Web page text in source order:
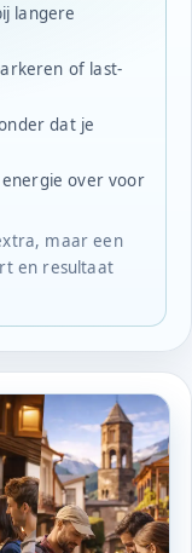
langere
of last-
dat je
over voor
maar een
en resultaat